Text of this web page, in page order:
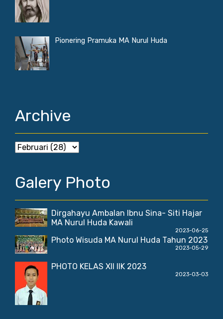
Pionering Pramuka MA Nurul Huda
Archive
Galery Photo
Dirgahayu Ambalan Ibnu Sina- Siti Hajar
MA Nurul Huda Kawali
2023-06-25
Photo Wisuda MA Nurul Huda Tahun 2023
2023-05-29
PHOTO KELAS XII IIK 2023
2023-03-03